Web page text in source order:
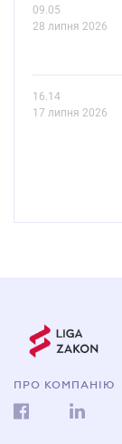
09.05
28 липня 2026
16.14
17 липня 2026
ПРО КОМПАНІЮ